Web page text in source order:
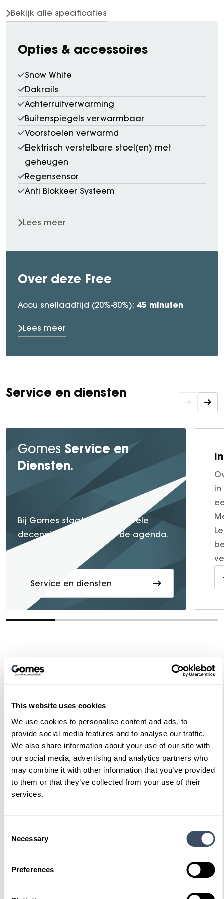
This website uses cookies
We use cookies to personalise content and ads, to
provide social media features and to analyse our traffic.
We also share information about your use of our site with
our social media, advertising and analytics partners who
may combine it with other information that you’ve provided
to them or that they’ve collected from your use of their
services.
Selection
Necessary
Preferences
Bekijk alle specificaties
Opties & accessoires
Snow White
Dakrails
Achterruitverwarming
Buitenspiegels verwarmbaar
Voorstoelen verwarmd
Elektrisch verstelbare stoel(en) met
geheugen
Regensensor
Anti Blokkeer Systeem
Lees meer
Over deze Free
Accu snellaadtijd (20%-80%): 45 minuten
Lees meer
Service en diensten
Gomes Service en
Diensten.
Bij Gomes staatservice
al vele
decennia lang hoog op de agenda.
Service en diensten
Ook interessant